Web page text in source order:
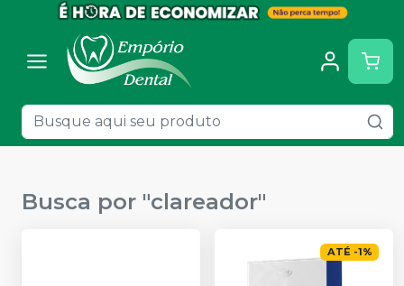
Busca por "clareador"
ATÉ -1%